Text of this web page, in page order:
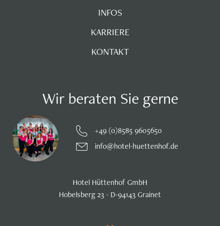
INFOS
KARRIERE
KONTAKT
Wir beraten Sie gerne
+49 (0)8585 9605650
info@hotel-huettenhof.de
Hotel Hüttenhof GmbH
Hobelsberg 23 - D-94143 Grainet